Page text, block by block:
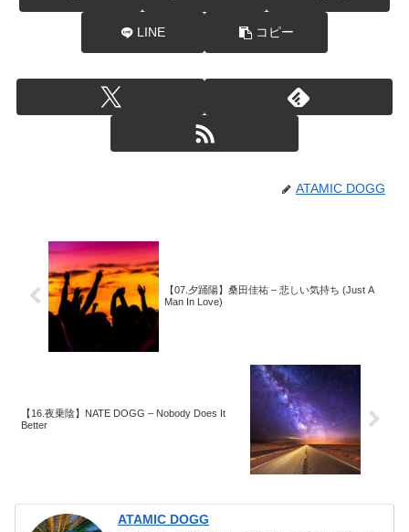
LINE コピー
ATAMIC DOGG
【07.夕踊陽】桑田佳祐 – 悲しい気持ち (Just A
Man In Love)
【16.夜乗陰】NATE DOGG – Nobody Does It
Better
ATAMIC DOGG